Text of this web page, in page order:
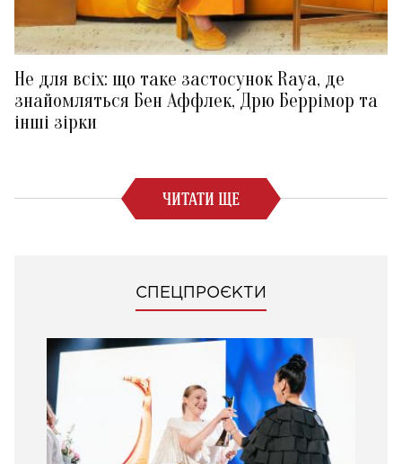
Не для всіх: що таке застосунок Raya, де
знайомляться Бен Аффлек, Дрю Беррімор та
інші зірки
ЧИТАТИ ЩЕ
СПЕЦПРОЄКТИ